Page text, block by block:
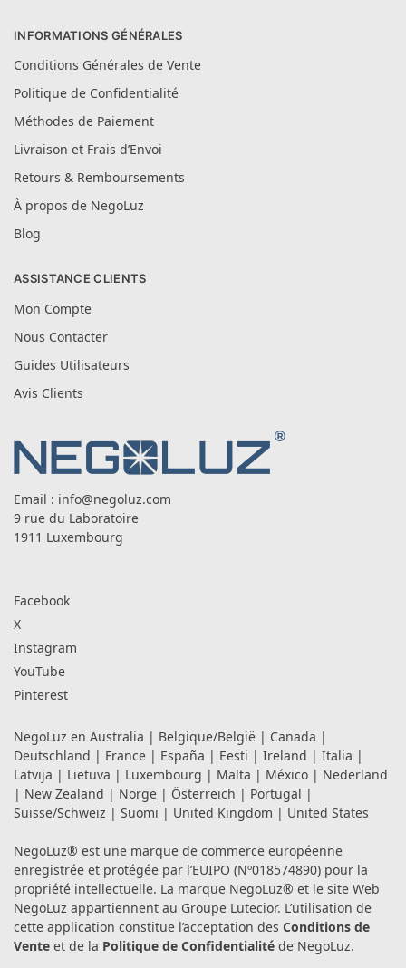
INFORMATIONS GÉNÉRALES
Conditions Générales de Vente
Politique de Confidentialité
Méthodes de Paiement
Livraison et Frais d’Envoi
Retours & Remboursements
À propos de NegoLuz
Blog
ASSISTANCE CLIENTS
Mon Compte
Nous Contacter
Guides Utilisateurs
Avis Clients
Email : info@negoluz.com
9 rue du Laboratoire
1911 Luxembourg
Facebook
X
Instagram
YouTube
Pinterest
NegoLuz en Australia | Belgique/België | Canada |
Deutschland | France | España | Eesti | Ireland | Italia |
Latvija | Lietuva | Luxembourg | Malta | México | Nederland
| New Zealand | Norge | Österreich | Portugal |
Suisse/Schweiz | Suomi | United Kingdom | United States
NegoLuz® est une marque de commerce européenne
enregistrée et protégée par l’EUIPO (Nº018574890) pour la
propriété intellectuelle. La marque NegoLuz® et le site Web
NegoLuz appartiennent au Groupe Lutecior. L’utilisation de
cette application constitue l’acceptation des Conditions de
Vente et de la Politique de Confidentialité de NegoLuz.